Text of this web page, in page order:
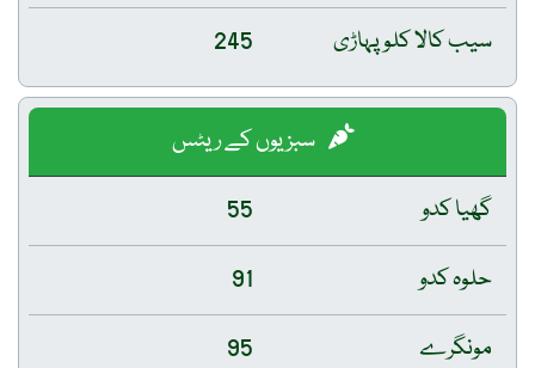
سیب کالا کلو پہاڑی
245
سبزیوں کے ریٹس
گھیا کدو
55
حلوہ کدو
91
مونگرے
95